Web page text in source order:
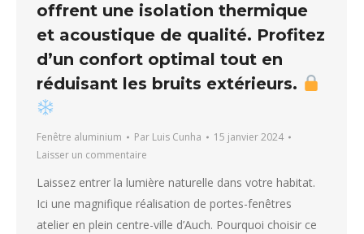
offrent une isolation thermique
et acoustique de qualité. Profitez
d’un confort optimal tout en
réduisant les bruits extérieurs.
Fenêtre aluminium Par Luis Cunha
15 janvier 2024
Laisser un commentaire
Laissez entrer la lumière naturelle dans votre habitat.
Ici une magnifique réalisation de portes-fenêtres
atelier en plein centre-ville d’Auch. Pourquoi choisir ce